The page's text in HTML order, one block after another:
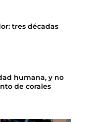
tres décadas
humana, y no
de corales